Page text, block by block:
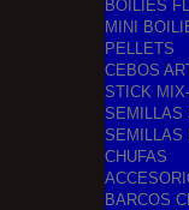
BOILIES
MINI
PELLETS
CEBOS
STICK
SEMILLAS
SEMILLAS
CHUFAS
BARCOS